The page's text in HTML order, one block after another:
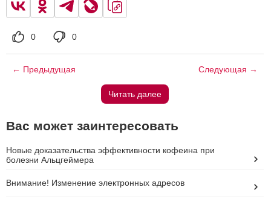
0 0
← Предыдущая Следующая →
Читать далее
Вас может заинтересовать
Новые доказательства эффективности кофеина при
болезни Альцгеймера
Внимание! Изменение электронных адресов